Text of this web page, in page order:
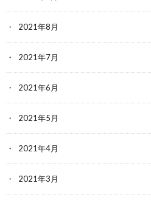
2021年8月
2021年7月
2021年6月
2021年5月
2021年4月
2021年3月